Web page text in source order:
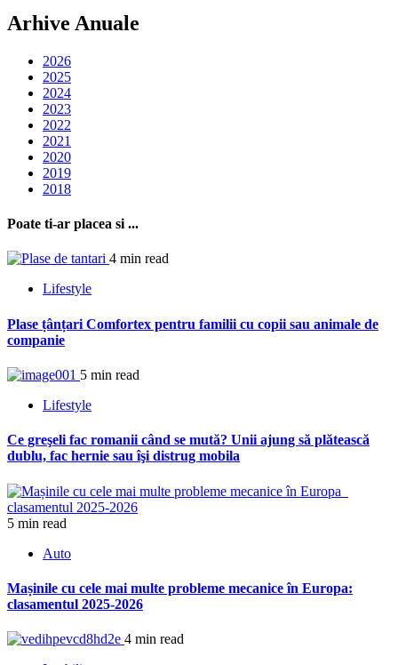
Arhive Anuale
2026
2025
2024
2023
2022
2021
2020
2019
2018
Poate ti-ar placea si ...
4 min read
Lifestyle
Plase țânțari Comfortex pentru familii cu copii sau animale de
companie
5 min read
Lifestyle
Ce greşeli fac romanii când se mută? Unii ajung să plătească
dublu, fac hernie sau îşi distrug mobila
5 min read
Auto
Mașinile cu cele mai multe probleme mecanice în Europa:
clasamentul 2025-2026
4 min read